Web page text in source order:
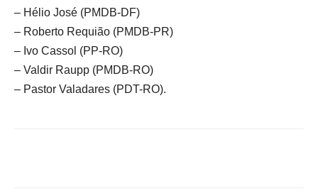
– Hélio José (PMDB-DF)
– Roberto Requião (PMDB-PR)
– Ivo Cassol (PP-RO)
– Valdir Raupp (PMDB-RO)
– Pastor Valadares (PDT-RO).